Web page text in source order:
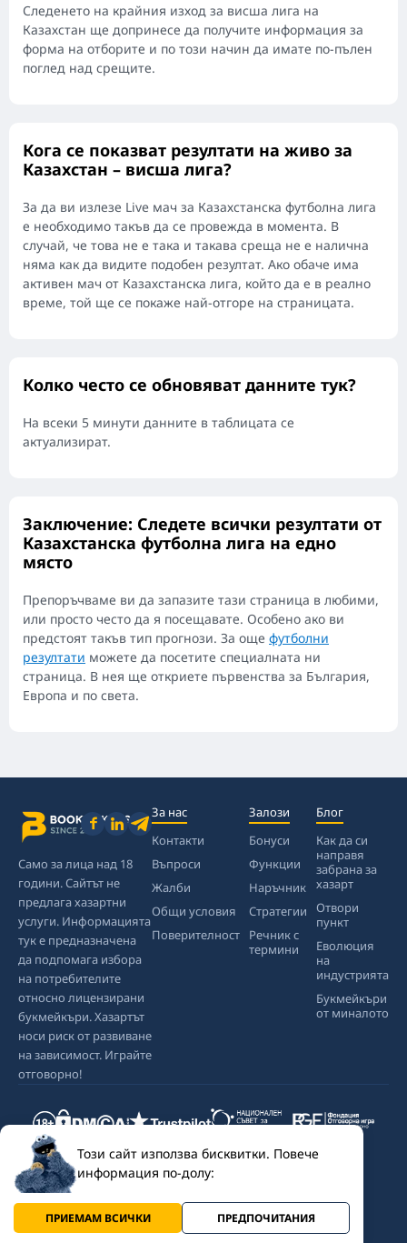
Този сайт използва бисквитки. Повече
информация по-долу:
ПРИЕМАМ ВСИЧКИ ПРЕДПОЧИТАНИЯ
Следенето на крайния изход за висша лига на
Казахстан ще допринесе да получите информация за
форма на отборите и по този начин да имате по-пълен
поглед над срещите.
Кога се показват резултати на живо за
Казахстан – висша лига?
За да ви излезе Live мач за Казахстанска футболна лига
е необходимо такъв да се провежда в момента. В
случай, че това не е така и такава среща не е налична
няма как да видите подобен резултат. Ако обаче има
активен мач от Казахстанска лига, който да е в реално
време, той ще се покаже най-отгоре на страницата.
Колко често се обновяват данните тук?
На всеки 5 минути данните в таблицата се
актуализират.
Заключение: Следете всички резултати от
Казахстанска футболна лига на едно
място
Препоръчваме ви да запазите тази страница в любими,
или просто често да я посещавате. Особено ако ви
предстоят такъв тип прогнози. За още футболни
резултати можете да посетите специалната ни
страница. В нея ще откриете първенства за България,
Европа и по света.
Само за лица над 18
години. Сайтът не
предлага хазартни
услуги. Информацията
тук е предназначена
да подпомага избора
на потребителите
относно лицензирани
букмейкъри. Хазартът
носи риск от развиване
на зависимост. Играйте
отговорно!
За нас
Контакти
Въпроси
Жалби
Общи условия
Поверителност
Залози
Бонуси
Функции
Наръчник
Стратегии
Речник с
термини
Блог
Как да си
направя
забрана за
хазарт
Отвори
пункт
Еволюция
на
индустрията
Букмейкъри
от миналото
2020 - 2026 Bookmakers.bg - Всички права запазени.